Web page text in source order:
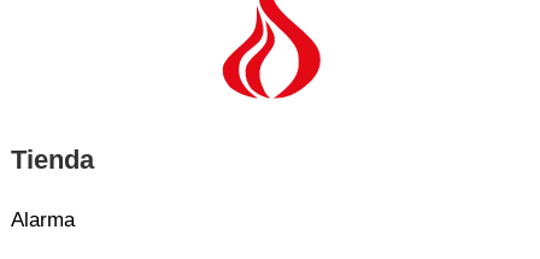
Tienda
Alarma